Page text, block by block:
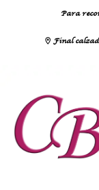
Para
Final